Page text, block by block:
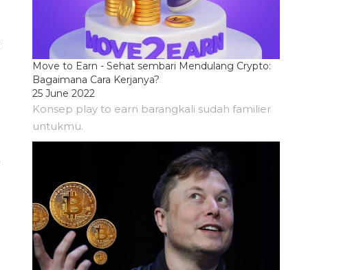
Move to Earn - Sehat sembari Mendulang Crypto:
Bagaimana Cara Kerjanya?
25 June 2022
Konsep play to earn barangkali sudah familier
untukmu.